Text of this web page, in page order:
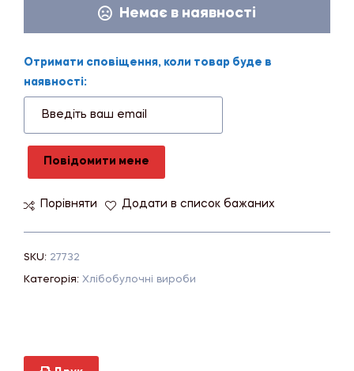
Немає в наявності
Отримати сповіщення, коли товар буде в
наявності:
Повідомити мене
Порівняти Додати в список бажаних
SKU: 27732
Категорія: Хлібобулочні вироби